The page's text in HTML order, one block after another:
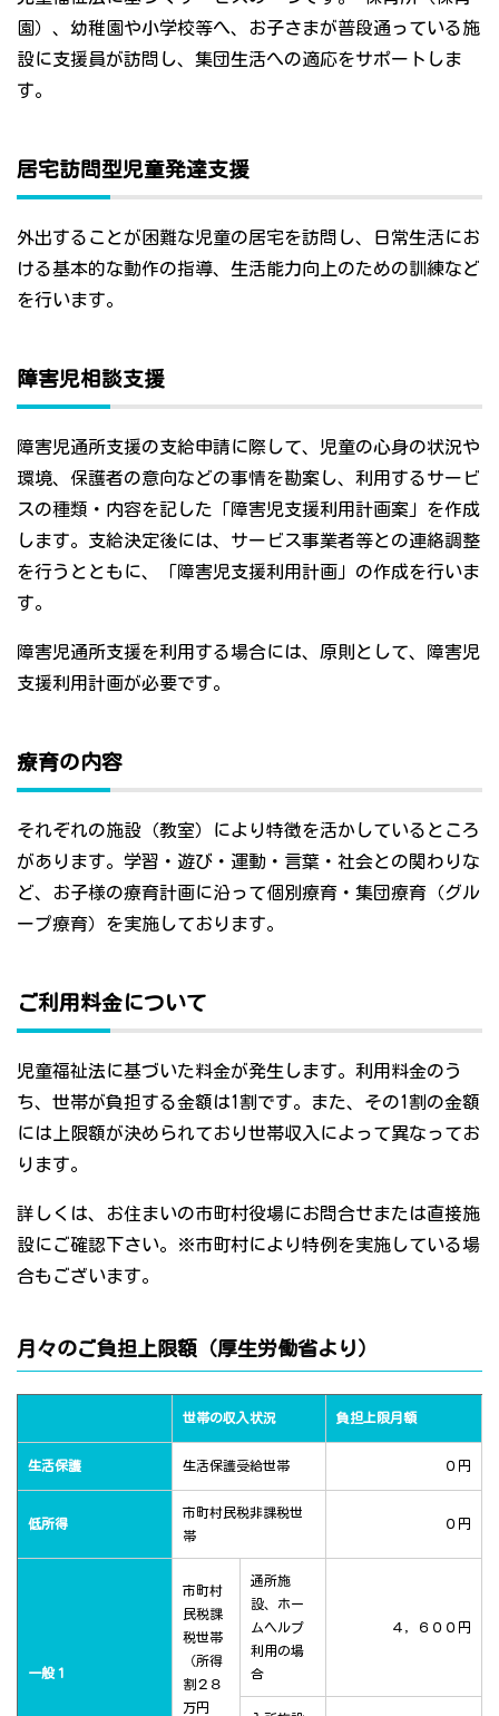
園）、幼稚園や小学校等へ、お子さまが普段通っている施
設に支援員が訪問し、集団生活への適応をサポートしま
す。
居宅訪問型児童発達支援
外出することが困難な児童の居宅を訪問し、日常生活にお
ける基本的な動作の指導、生活能力向上のための訓練など
を行います。
障害児相談支援
障害児通所支援の支給申請に際して、児童の心身の状況や
環境、保護者の意向などの事情を勘案し、利用するサービ
スの種類・内容を記した「障害児支援利用計画案」を作成
します。支給決定後には、サービス事業者等との連絡調整
を行うとともに、「障害児支援利用計画」の作成を行いま
す。
障害児通所支援を利用する場合には、原則として、障害児
支援利用計画が必要です。
療育の内容
それぞれの施設（教室）により特徴を活かしているところ
があります。学習・遊び・運動・言葉・社会との関わりな
ど、お子様の療育計画に沿って個別療育・集団療育（グル
ープ療育）を実施しております。
ご利用料金について
児童福祉法に基づいた料金が発生します。利用料金のう
ち、世帯が負担する金額は1割です。また、その1割の金額
には上限額が決められており世帯収入によって異なってお
ります。
詳しくは、お住まいの市町村役場にお問合せまたは直接施
設にご確認下さい。※市町村により特例を実施している場
合もございます。
月々のご負担上限額（厚生労働省より）
世帯の収入状況 負担上限月額
生活保護 生活保護受給世帯 ０円
低所得
市町村民税非課税世
帯
０円
一般１
市町村
民税課
税世帯
（所得
割２８
万円
通所施
設、ホー
ムヘルプ
利用の場
合
４，６００円